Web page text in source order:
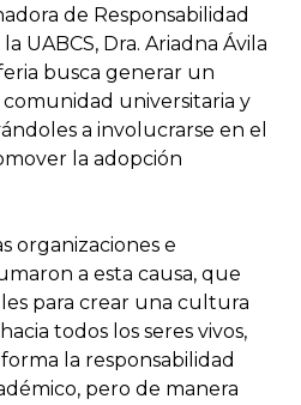
de Responsabilidad
UABCS, Dra. Ariadna Ávila
busca generar un
universitaria y
a involucrarse en el
la adopción
organizaciones e
a esta causa, que
para crear una cultura
todos los seres vivos,
la responsabilidad
pero de manera